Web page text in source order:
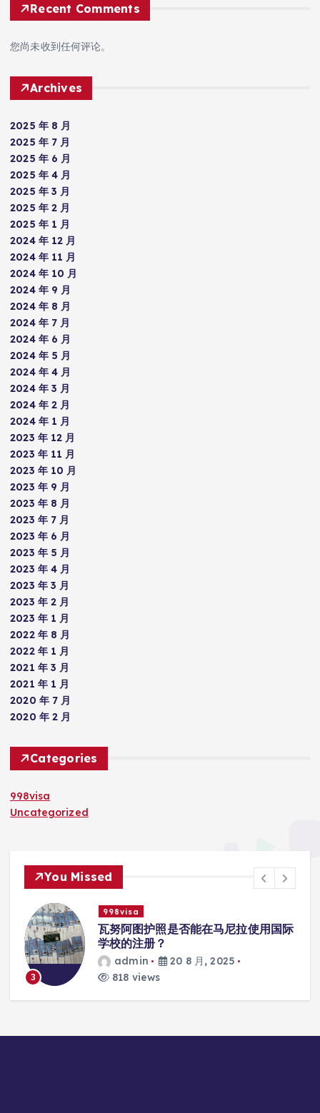
Recent Comments
您尚未收到任何评论。
Archives
2025 年 8 月
2025 年 7 月
2025 年 6 月
2025 年 4 月
2025 年 3 月
2025 年 2 月
2025 年 1 月
2024 年 12 月
2024 年 11 月
2024 年 10 月
2024 年 9 月
2024 年 8 月
2024 年 7 月
2024 年 6 月
2024 年 5 月
2024 年 4 月
2024 年 3 月
2024 年 2 月
2024 年 1 月
2023 年 12 月
2023 年 11 月
2023 年 10 月
2023 年 9 月
2023 年 8 月
2023 年 7 月
2023 年 6 月
2023 年 5 月
2023 年 4 月
2023 年 3 月
2023 年 2 月
2023 年 1 月
2022 年 8 月
2022 年 1 月
2021 年 3 月
2021 年 1 月
2020 年 7 月
2020 年 2 月
Categories
998visa
Uncategorized
You Missed
3
998visa
瓦努阿图护照是否能在马尼拉使用国际
学校的注册？
admin
20 8 月, 2025
818 views